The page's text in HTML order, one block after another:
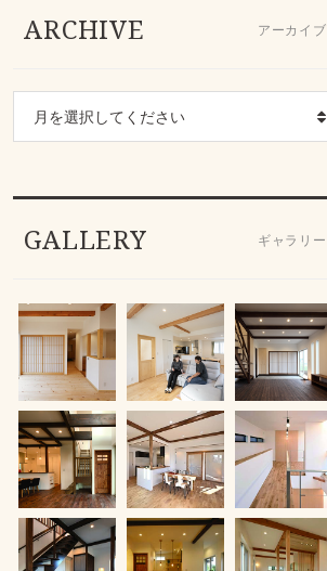
ARCHIVE アーカイブ
GALLERY ギャラリー